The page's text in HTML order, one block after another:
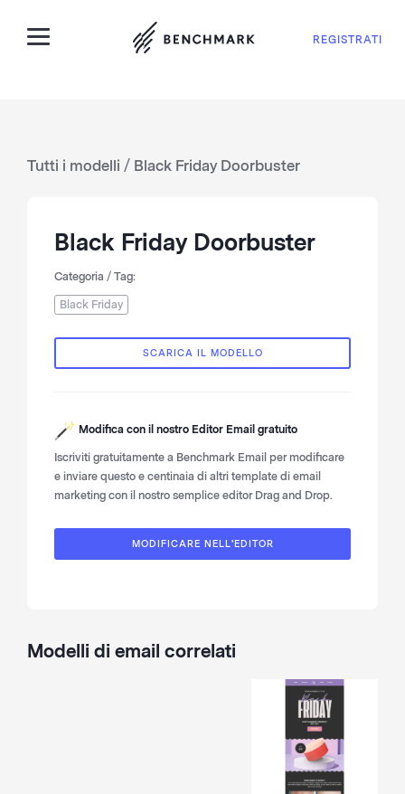
REGISTRATI
Tutti i modelli / Black Friday Doorbuster
Black Friday Doorbuster
Categoria / Tag:
Black Friday
SCARICA IL MODELLO
Modifica con il nostro Editor Email gratuito
Iscriviti gratuitamente a Benchmark Email per modificare
e inviare questo e centinaia di altri template di email
marketing con il nostro semplice editor Drag and Drop.
MODIFICARE NELL'EDITOR
Modelli di email correlati